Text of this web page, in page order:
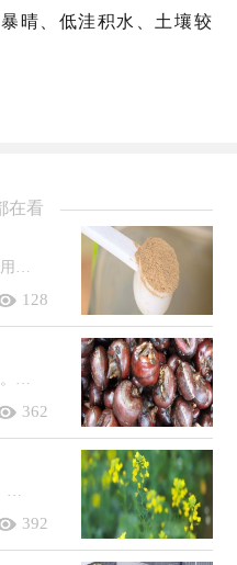
晴、低洼积水、土壤较
在看
将微生物菌剂添加在叶面肥中的作用有：为农作物提供能够被直接吸收的养分，避免养分在土壤中固定与退化；提高农作物的抗逆能力以及光合...
128
荸荠主要分为野生类型和栽培类型。野生类型：叶状茎较细、较矮、球茎较小。栽培类型：叶状茎较粗、较高、球茎较大。栽培类型的荸荠品...
362
1、该品种来源于中双11号xzy293，在2014年1月17日审定通过。2、该品种是甘蓝型半冬性化学诱导雄性不育两系杂交品种，230天的生育期。...
392